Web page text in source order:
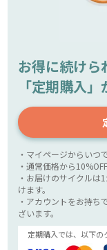
お得に続けら
「定期購入」
・マイページからいつ
・通常価格から
・お届けのサイクルは
けます。
・アカウントをお持ち
ざいます。
定期購入では、以下の